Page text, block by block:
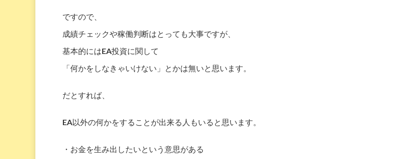
ですので、
成績チェックや稼働判断はとっても大事ですが、
基本的にはEA投資に関して
「何かをしなきゃいけない」とかは無いと思います。
だとすれば、
EA以外の何かをすることが出来る人もいると思います。
・お金を生み出したいという意思がある